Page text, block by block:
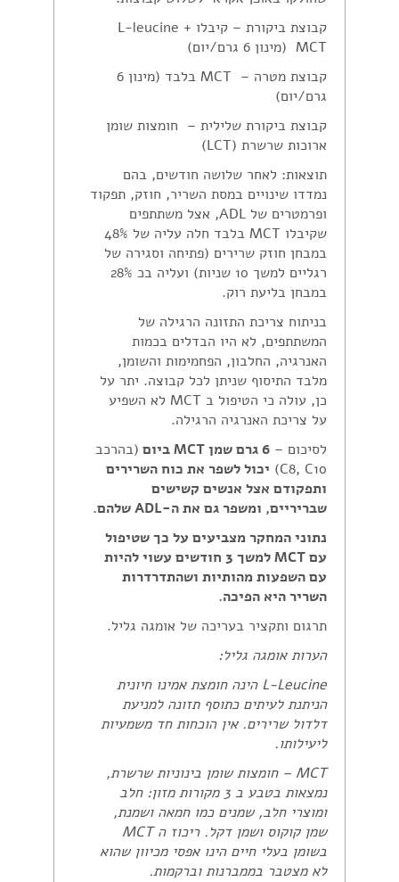
קבוצת ביקורת – קיבלו L-leucine +
MCT (מינון 6 גרם/יום)
קבוצת מטרה – MCT בלבד (מינון 6
גרם/יום)
קבוצת ביקורת שלילית – חומצות שומן
ארוכות שרשרת (LCT)
תוצאות: לאחר שלושה חודשים, בהם
נמדדו שינויים במסת השריר, חוזק, תפקוד
ופרמטרים של ADL, אצל משתתפים
שקיבלו MCT בלבד חלה עליה של 48%
במבחן חוזק שרירים (פתיחה וסגירה של
רגליים למשך 10 שניות) ועליה בכ 28%
במבחן בליעת רוק.
בניתוח צריכת התזונה הרגילה של
המשתתפים, לא היו הבדלים בכמות
האנרגיה, החלבון, הפחמימות והשומן,
מלבד התיסוף שניתן לכל קבוצה. יתר על
כן, עולה כי הטיפול ב MCT לא השפיע
על צריכת האנרגיה הרגילה.
לסיכום – 6 גרם שמן MCTביום (בהרכב
C8, C10) יכול לשפר את כוח השרירים
ותפקודם אצל אנשים קשישים
שבריריים, ומשפר גם את ה-ADLשלהם.
נתוני המחקר מצביעים על כך שטיפול
עם MCT למשך 3 חודשים עשוי להיות
עם השפעות מהותיות ושהתדרדרות
השריר היא הפיכה.
תרגום ותקציר בעריכה של אומגה גליל.
הערות אומגה גליל:
L-Leucine הינה חומצת אמינו חיונית
הניתנת לעיתים כתוסף תזונה למניעת
דלדול שרירים. אין הוכחות חד משמעיות
ליעילותו.
MCT – חומצות שומן בינוניות שרשרת,
נמצאות בטבע ב 3 מקורות מזון: חלב
ומוצרי חלב, שמנים כמו חמאה ושמנת,
שמן קוקוס ושמן דקל. ריכוז הMCT
בשומן בעלי חיים הינו אפסי מכיוון שהוא
לא מצטבר בממברנות וברקמות.